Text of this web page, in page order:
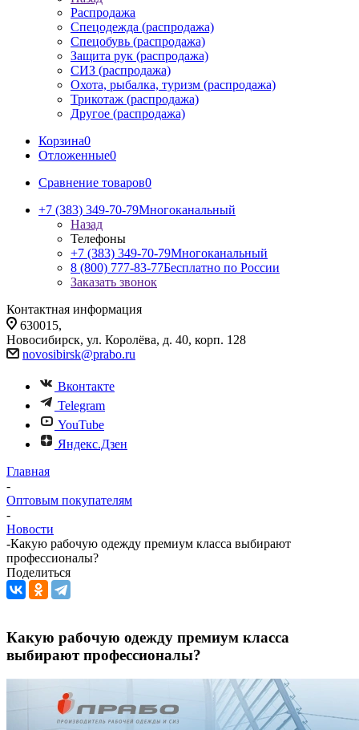
Распродажа
Спецодежда (распродажа)
Спецобувь (распродажа)
Защита рук (распродажа)
СИЗ (распродажа)
Охота, рыбалка, туризм (распродажа)
Трикотаж (распродажа)
Другое (распродажа)
Корзина0
Отложенные0
Сравнение товаров0
+7 (383) 349-70-79Многоканальный
Назад
Телефоны
+7 (383) 349-70-79Многоканальный
8 (800) 777-83-77Бесплатно по России
Заказать звонок
Контактная информация
630015,
Новосибирск, ул. Королёва, д. 40, корп. 128
novosibirsk@prabo.ru
Вконтакте
Telegram
YouTube
Яндекс.Дзен
Главная
-
Оптовым покупателям
-
Новости
-Какую рабочую одежду премиум класса выбирают
профессионалы?
Поделиться
Какую рабочую одежду премиум класса
выбирают профессионалы?